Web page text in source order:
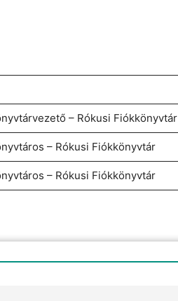
– Rókusi Fiókkönyvtár
– Rókusi Fiókkönyvtár
– Rókusi Fiókkönyvtár